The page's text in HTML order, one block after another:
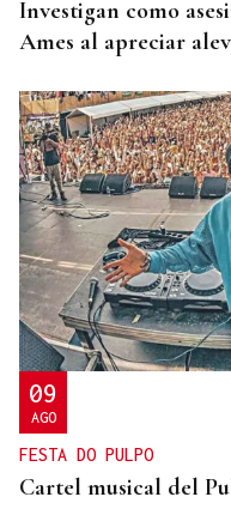
Investigan como
Ames al apreciar
09
AGO
FESTA DO PULPO
Cartel musical del